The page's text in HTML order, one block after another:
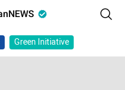
Green Initiative